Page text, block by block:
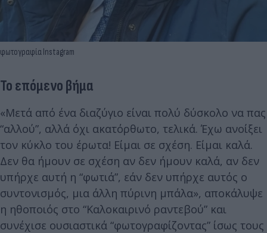
φωτογραφία Instagram
Το επόμενο βήμα
«Μετά από ένα διαζύγιο είναι πολύ δύσκολο να πας
“αλλού”, αλλά όχι ακατόρθωτο, τελικά. Έχω ανοίξει
τον κύκλο του έρωτα! Είμαι σε σχέση. Είμαι καλά.
Δεν θα ήμουν σε σχέση αν δεν ήμουν καλά, αν δεν
υπήρχε αυτή η “φωτιά”, εάν δεν υπήρχε αυτός ο
συντονισμός, μια άλλη πύρινη μπάλα», αποκάλυψε
η ηθοποιός στο “Καλοκαιρινό ραντεβού” και
συνέχισε ουσιαστικά “φωτογραφίζοντας” ίσως τους